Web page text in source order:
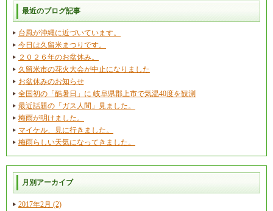
最近のブログ記事
台風が沖縄に近づいています。
今日は久留米まつりです。
２０２６年のお盆休み。
久留米市の花火大会が中止になりました
お盆休みのお知らせ
全国初の「酷暑日」に 岐阜県郡上市で気温40度を観測
最近話題の「ガス人間」見ました。
梅雨が明けました。
マイケル、見に行きました。
梅雨らしい天気になってきました。
月別アーカイブ
2017年2月 (2)